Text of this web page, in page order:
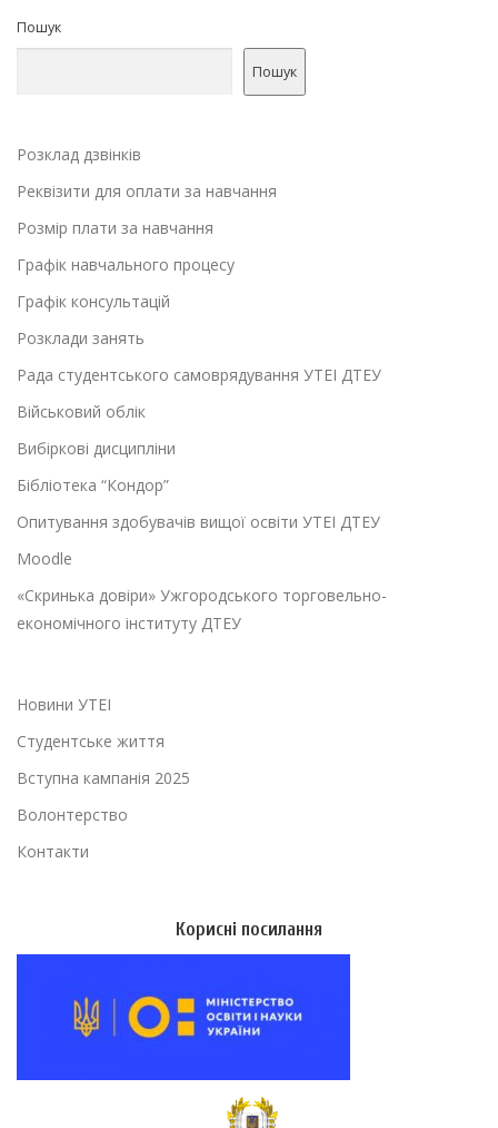
Пошук
Пошук
Розклад дзвінків
Реквізити для оплати за навчання
Розмір плати за навчання
Графік навчального процесу
Графік консультацій
Розклади занять
Рада студентського самоврядування УТЕІ ДТЕУ
Військовий облік
Вибіркові дисципліни
Бібліотека “Кондор”
Опитування здобувачів вищої освіти УТЕІ ДТЕУ
Moodle
«Скринька довіри» Ужгородського торговельно-
економічного інституту ДТЕУ
Новини УТЕІ
Студентське життя
Вступна кампанія 2025
Волонтерство
Контакти
Корисні посилання